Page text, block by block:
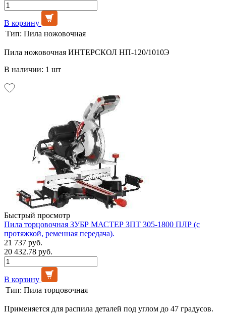
В корзину
Тип: Пила ножовочная
Пила ножовочная ИНТЕРСКОЛ НП-120/1010Э
В наличии: 1 шт
Быстрый просмотр
Пила торцовочная ЗУБР МАСТЕР ЗПТ 305-1800 ПЛР (с
протяжкой, ременная передача).
21 737 руб.
20 432.78 руб.
В корзину
Тип: Пила торцовочная
Применяется для распила деталей под углом до 47 градусов.